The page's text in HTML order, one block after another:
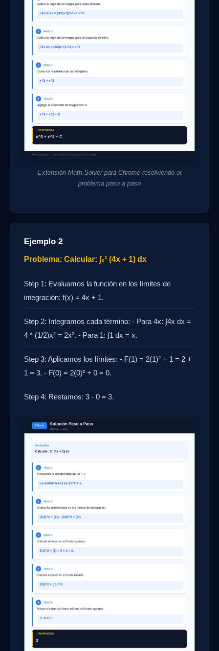
Extensión Math Solver para Chrome resolviendo el
problema paso a paso
Ejemplo 2
Problema: Calcular: ∫₀¹ (4x + 1) dx
Step 1: Evaluamos la función en los límites de
integración: f(x) = 4x + 1.
Step 2: Integramos cada término: - Para 4x: ∫4x dx =
4 * (1/2)x² = 2x². - Para 1: ∫1 dx = x.
Step 3: Aplicamos los límites: - F(1) = 2(1)² + 1 = 2 +
1 = 3. - F(0) = 2(0)² + 0 = 0.
Step 4: Restamos: 3 - 0 = 3.